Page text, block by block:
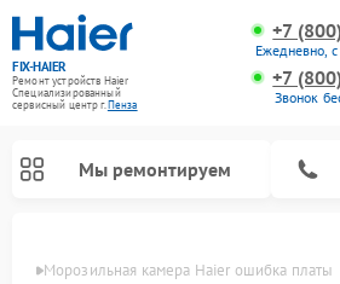
FIX-HAIER
Ремонт устройств Haier
Специализированный
cервисный центр г.Пенза
+7
Ежедневно,
+7
Звонок
Мы ремонтируем
Морозильная камера Haier ошибка платы